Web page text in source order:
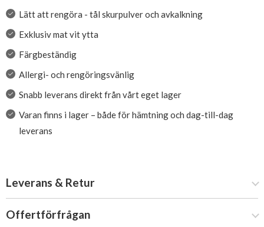
Lätt att rengöra - tål skurpulver och avkalkning
Exklusiv mat vit ytta
Färgbeständig
Allergi- och rengöringsvänlig
Snabb leverans direkt från vårt eget lager
Varan finns i lager – både för hämtning och dag-till-dag
leverans
Leverans & Retur
Offertförfrågan